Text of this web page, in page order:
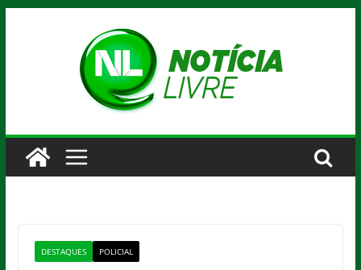
DESTAQUES POLICIAL